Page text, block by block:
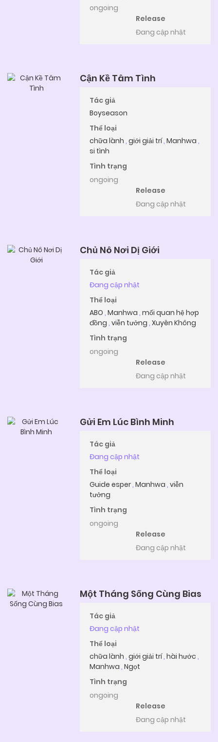
ongoing
Release
Đang cập nhật
Cận Kề Tâm Tình
Tác giả
Boyseason
Thể loại
chữa lành ,giới giải trí,Manhwa ,
si tình
Tình trạng
ongoing
Release
Đang cập nhật
Chủ Nô Nơi Dị Giới
Tác giả
Đang cập nhật
Thể loại
ABO ,Manhwa ,mối quan hệ hợp
đồng ,viễn tưởng ,Xuyên Không
Tình trạng
ongoing
Release
Đang cập nhật
Gửi Em Lúc Bình Minh
Tác giả
Đang cập nhật
Thể loại
Guide esper,Manhwa ,viễn
tưởng
Tình trạng
ongoing
Release
Đang cập nhật
Một Tháng Sống Cùng Bias
Tác giả
Đang cập nhật
Thể loại
chữa lành ,giới giải trí,hài hước ,
Manhwa ,Ngọt
Tình trạng
ongoing
Release
Đang cập nhật